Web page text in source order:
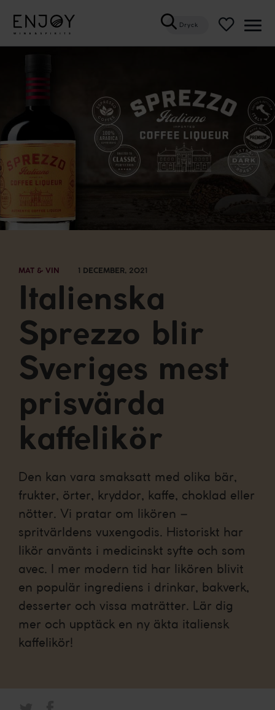
Dryck
MAT & VIN 1 DECEMBER, 2021
Italienska
Sprezzo blir
Sveriges mest
prisvärda
kaffelikör
Den kan vara smaksatt med olika bär,
frukter, örter, kryddor, kaffe, choklad eller
nötter. Vi pratar om likören –
spritvärldens vuxengodis. Historiskt har
likör använts i medicinskt syfte och som
avec. I mer modern tid har likören blivit
en populär ingrediens i drinkar, bakverk,
desserter och vissa maträtter. Lär dig
mer och upptäck en ny äkta italiensk
kaffelikör!